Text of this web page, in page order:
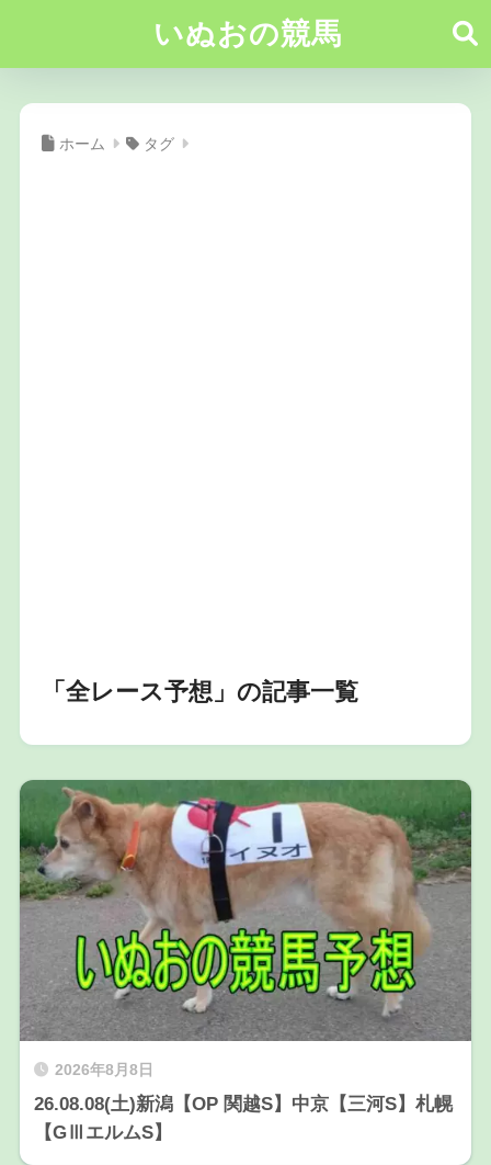
いぬおの競馬
ホーム タグ
「全レース予想」の記事一覧
2026年8月8日
26.08.08(土)新潟【OP 関越S】中京【三河S】札幌
【GⅢエルムS】